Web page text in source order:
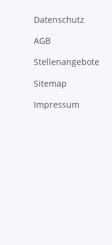
Datenschutz
AGB
Stellenangebote
Sitemap
Impressum